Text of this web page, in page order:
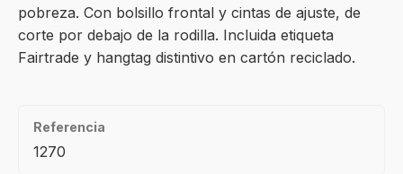
pobreza. Con bolsillo frontal y cintas de ajuste, de
corte por debajo de la rodilla. Incluida etiqueta
Fairtrade y hangtag distintivo en cartón reciclado.
Referencia
1270